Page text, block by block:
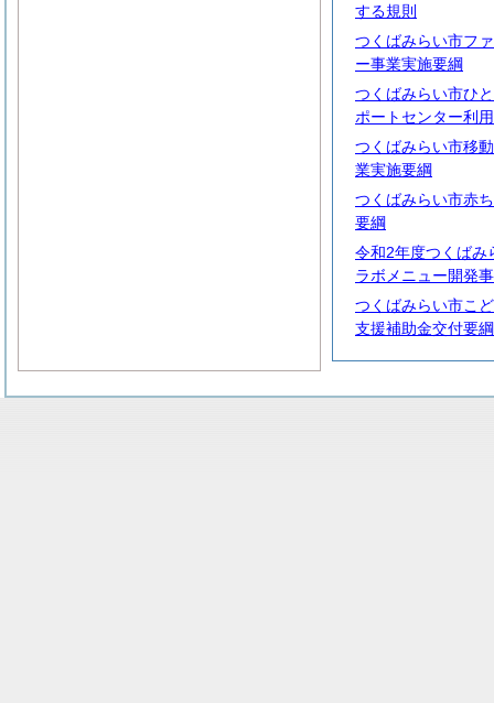
する規則
つくばみらい市フ
ー事業実施要綱
つくばみらい市ひ
ポートセンター利
つくばみらい市移
業実施要綱
つくばみらい市赤
要綱
令和2年度つくばみ
ラボメニュー開発
つくばみらい市こ
支援補助金交付要綱